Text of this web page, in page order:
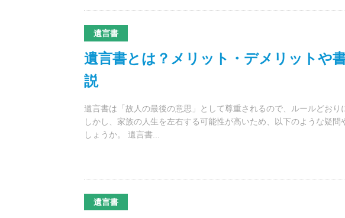
遺言書
遺言書とは？メリット・デメリットや
説
遺言書は「故人の最後の意思」として尊重されるので、ルールどおり
しかし、家族の人生を左右する可能性が高いため、以下のような疑
しょうか。 遺言書...
遺言書